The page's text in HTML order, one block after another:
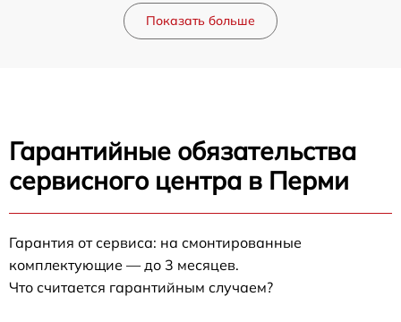
Показать больше
Гарантийные обязательства
сервисного центра в Перми
Гарантия от сервиса: на смонтированные
комплектующие — до 3 месяцев.
Что считается гарантийным случаем?